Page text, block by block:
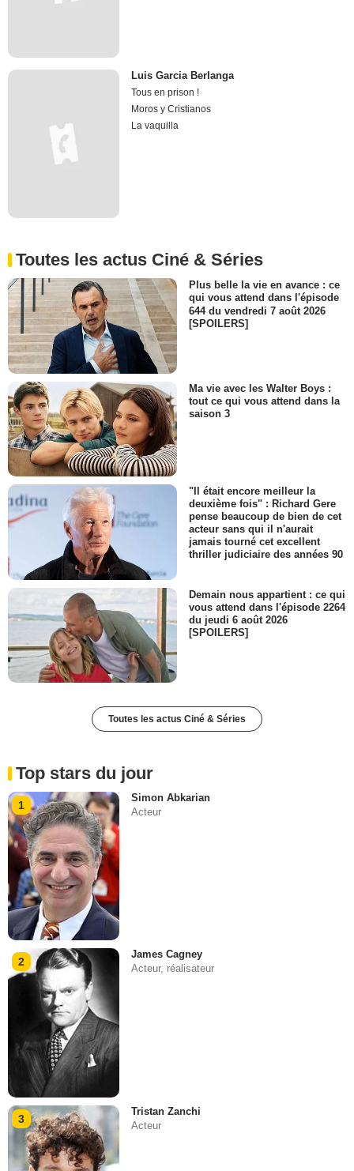
Luis Garcia Berlanga
Tous en prison !
Moros y Cristianos
La vaquilla
Toutes les actus Ciné & Séries
Plus belle la vie en avance : ce
qui vous attend dans l'épisode
644 du vendredi 7 août 2026
[SPOILERS]
Ma vie avec les Walter Boys :
tout ce qui vous attend dans la
saison 3
"Il était encore meilleur la
deuxième fois" : Richard Gere
pense beaucoup de bien de cet
acteur sans qui il n'aurait
jamais tourné cet excellent
thriller judiciaire des années 90
Demain nous appartient : ce qui
vous attend dans l'épisode 2264
du jeudi 6 août 2026
[SPOILERS]
Toutes les actus Ciné & Séries
Top stars du jour
1
Simon Abkarian
Acteur
2
James Cagney
Acteur, réalisateur
3
Tristan Zanchi
Acteur